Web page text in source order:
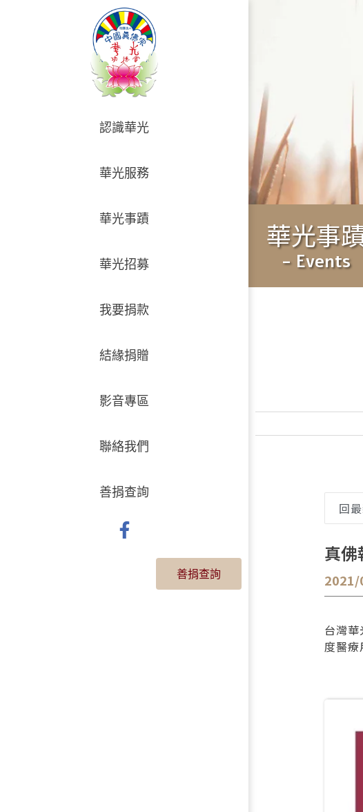
認識華光
華光服務
華光事蹟
華光招募
我要捐款
結緣捐贈
影音專區
聯絡我們
善捐查詢
善捐查詢
華光事
- Events
回
真佛
台灣
度醫療